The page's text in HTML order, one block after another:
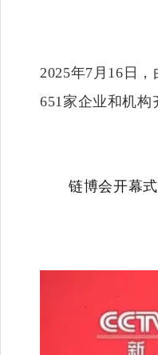
2025年7月16日
651家企业和机
链博会开幕